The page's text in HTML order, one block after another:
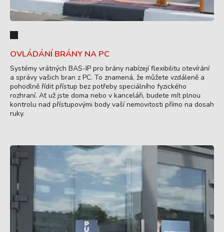
OVLÁDÁNÍ BRÁNY NA PC
Systémy vrátných BAS-IP pro brány nabízejí flexibilitu otevírání
a správy vašich bran z PC. To znamená, že můžete vzdáleně a
pohodlně řídit přístup bez potřeby speciálního fyzického
rozhraní. Ať už jste doma nebo v kanceláři, budete mít plnou
kontrolu nad přístupovými body vaší nemovitosti přímo na dosah
ruky.